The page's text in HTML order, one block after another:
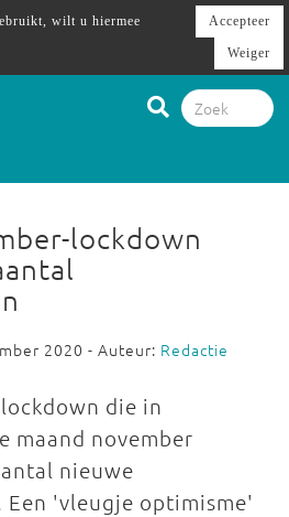
lockdown
2020 - Auteur: Redactie
die in
maand november
nieuwe
'vleugje optimisme'
wilt u hiermee
Accepteer
Weiger